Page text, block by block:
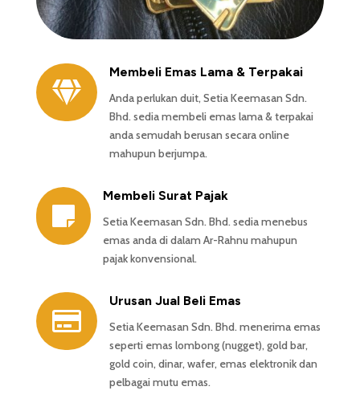

Membeli Emas Lama & Terpakai
Anda perlukan duit, Setia Keemasan Sdn.
Bhd. sedia membeli emas lama & terpakai
anda semudah berusan secara online
mahupun berjumpa.

Membeli Surat Pajak
Setia Keemasan Sdn. Bhd. sedia menebus
emas anda di dalam Ar-Rahnu mahupun
pajak konvensional.

Urusan Jual Beli Emas
Setia Keemasan Sdn. Bhd. menerima emas
seperti emas lombong (nugget), gold bar,
gold coin, dinar, wafer, emas elektronik dan
pelbagai mutu emas.